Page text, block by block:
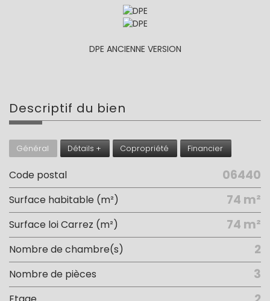
DPE ANCIENNE VERSION
descriptif du bien
Général Détails + Copropriété Financier
Code postal 06440
Surface habitable (m²) 74 m²
Surface loi Carrez (m²) 74 m²
Nombre de chambre(s) 2
Nombre de pièces 3